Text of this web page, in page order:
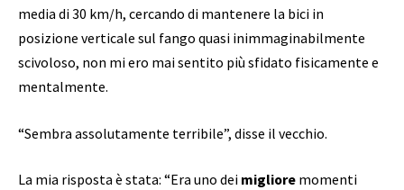
media di 30 km/h, cercando di mantenere la bici in
posizione verticale sul fango quasi inimmaginabilmente
scivoloso, non mi ero mai sentito più sfidato fisicamente e
mentalmente.
“Sembra assolutamente terribile”, disse il vecchio.
La mia risposta è stata: “Era uno dei migliore momenti